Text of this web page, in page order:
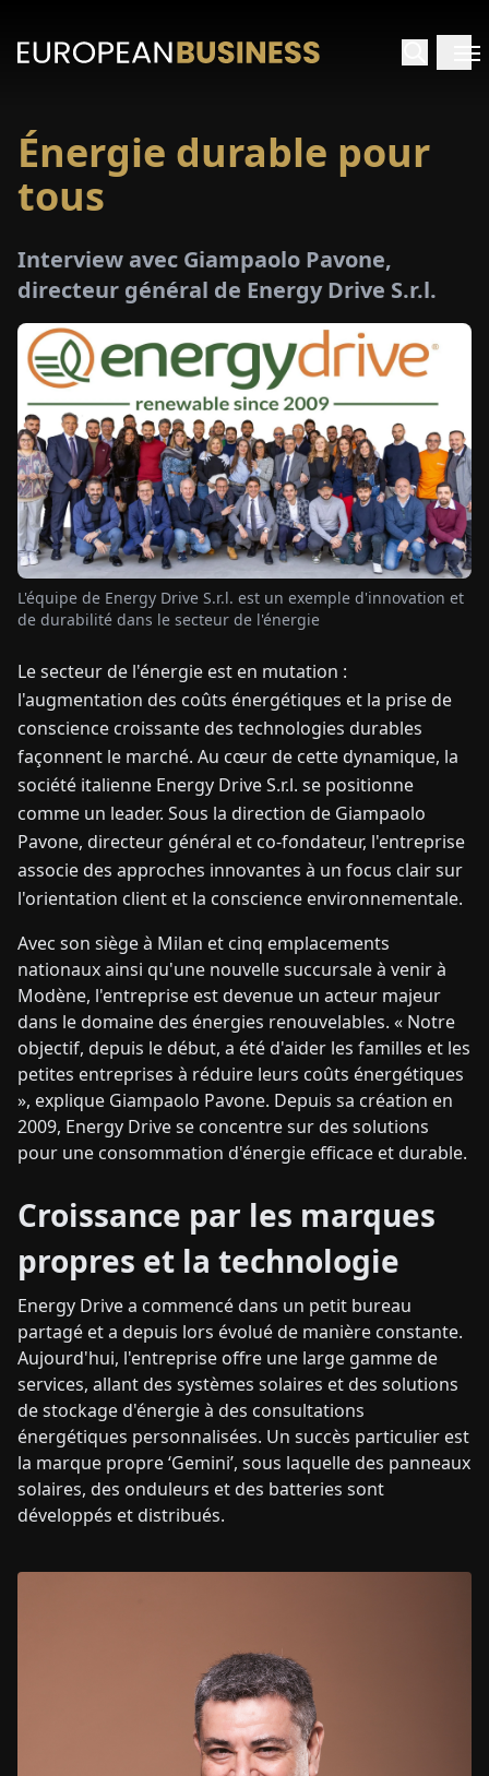
ENDEFRESITNL PLHU
CONTACTEZ-
NOUS
Énergie durable pour
tous
Interview avec Giampaolo Pavone,
directeur général de Energy Drive S.r.l.
L'équipe de Energy Drive S.r.l. est un exemple d'innovation et
de durabilité dans le secteur de l'énergie
Le secteur de l'énergie est en mutation :
l'augmentation des coûts énergétiques et la prise de
conscience croissante des technologies durables
façonnent le marché. Au cœur de cette dynamique, la
société italienne Energy Drive S.r.l. se positionne
comme un leader. Sous la direction de Giampaolo
Pavone, directeur général et co-fondateur, l'entreprise
associe des approches innovantes à un focus clair sur
l'orientation client et la conscience environnementale.
Avec son siège à Milan et cinq emplacements
nationaux ainsi qu'une nouvelle succursale à venir à
Modène, l'entreprise est devenue un acteur majeur
dans le domaine des énergies renouvelables. « Notre
objectif, depuis le début, a été d'aider les familles et les
petites entreprises à réduire leurs coûts énergétiques
», explique Giampaolo Pavone. Depuis sa création en
2009, Energy Drive se concentre sur des solutions
pour une consommation d'énergie efficace et durable.
Croissance par les marques
propres et la technologie
Energy Drive a commencé dans un petit bureau
partagé et a depuis lors évolué de manière constante.
Aujourd'hui, l'entreprise offre une large gamme de
services, allant des systèmes solaires et des solutions
de stockage d'énergie à des consultations
énergétiques personnalisées. Un succès particulier est
la marque propre ‘Gemini’, sous laquelle des panneaux
solaires, des onduleurs et des batteries sont
développés et distribués.